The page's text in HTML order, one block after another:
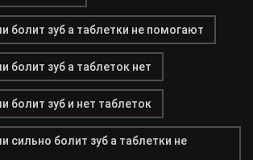
болит зуб а таблетки не помогают
болит зуб а таблеток нет
болит зуб и нет таблеток
сильно болит зуб а таблетки не